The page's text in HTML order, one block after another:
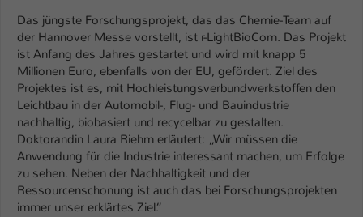
Das jüngste Forschungsprojekt, das das Chemie-Team auf
der Hannover Messe vorstellt, ist r-LightBioCom. Das Projekt
ist Anfang des Jahres gestartet und wird mit knapp 5
Millionen Euro, ebenfalls von der EU, gefördert. Ziel des
Projektes ist es, mit Hochleistungsverbundwerkstoffen den
Leichtbau in der Automobil-, Flug- und Bauindustrie
nachhaltig, biobasiert und recycelbar zu gestalten.
Doktorandin Laura Riehm erläutert: „Wir müssen die
Anwendung für die Industrie interessant machen, um Erfolge
zu sehen. Neben der Nachhaltigkeit und der
Ressourcenschonung ist auch das bei Forschungsprojekten
immer unser erklärtes Ziel.“